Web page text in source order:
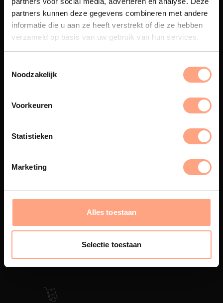
partners kunnen deze gegevens combineren met andere
informatie die u aan ze heeft verstrekt of die ze hebben
verzameld op basis van uw gebruik van hun services.
Noodzakelijk
Voorkeuren
Statistieken
Marketing
Alles toestaan
Selectie toestaan
Maatwerk
Een exclusieve handgemaakte
beleving, waar Nederlands
Spuiterij
eigen spuiterij afgewerkt met
Interieur inrichting
PUUUR biedt volledige
oplevering,met als resultaat een
totale woonbeleving.